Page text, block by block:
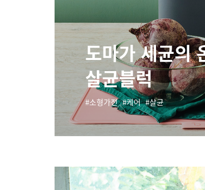
도마가 세균의
살균블럭
소형가전 케어 살균